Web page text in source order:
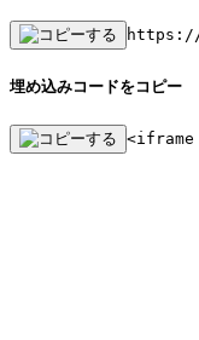
埋め込みコードをコピー